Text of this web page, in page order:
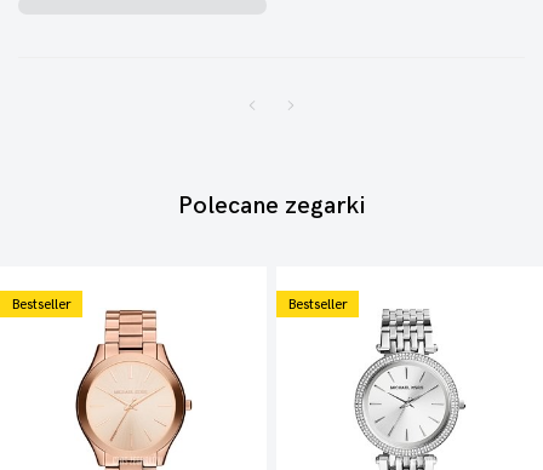
Polecane zegarki
Bestseller Bestseller